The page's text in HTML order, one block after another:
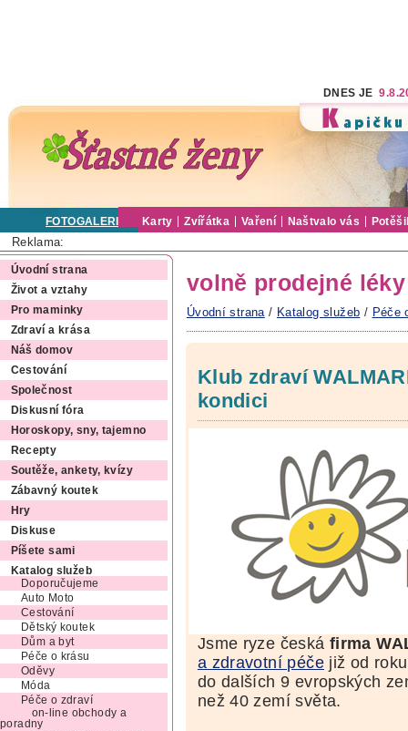
DNES JE
FOTOGALERIE Karty Zvířátka Vaření Naštvalo vás
Reklama:
Úvodní strana
Život a vztahy
Pro maminky
Zdraví a krása
Náš domov
Cestování
Společnost
Diskusní fóra
Horoskopy, sny, tajemno
Recepty
Soutěže, ankety, kvízy
Zábavný koutek
Hry
Diskuse
Píšete sami
Katalog služeb
Doporučujeme
Auto Moto
Cestování
Dětský koutek
Dům a byt
Péče o krásu
Oděvy
Móda
Péče o zdraví
on-line obchody a
poradny
volně prodejné
Úvodní strana / Katalog služeb / Péče
Klub zdraví
kondici
Jsme ryze česká firma
a zdravotní péčejiž od
do dalších 9 evropských
než 40 zemí světa.